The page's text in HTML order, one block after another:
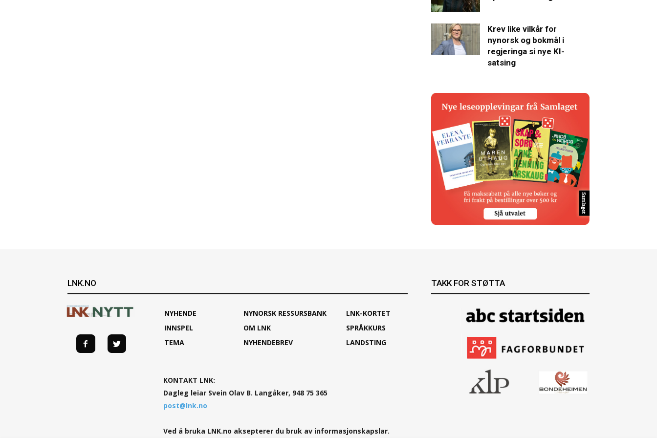
Krev like vilkår for
nynorsk og bokmål i
regjeringa si nye KI-
satsing
LNK.NO
NYHENDE
INNSPEL
TEMA
NYNORSK RESSURSBANK
OM LNK
NYHENDEBREV
LNK-KORTET
SPRÅKKURS
LANDSTING
KONTAKT LNK:
Dagleg leiar Svein Olav B. Langåker, 948 75 365
post@lnk.no
Ved å bruka LNK.no aksepterer du bruk av informasjonskapslar.
TAKK FOR STØTTA